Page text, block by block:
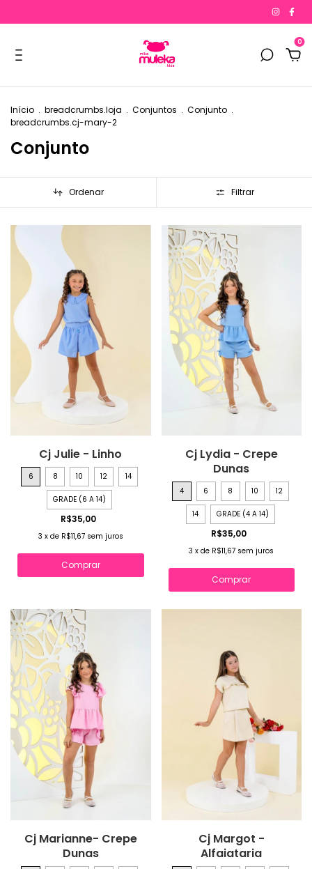
0
Início . breadcrumbs.loja . Conjuntos . Conjunto .
breadcrumbs.cj-mary-2
Conjunto
Ordenar Filtrar
Cj Julie - Linho
6 8 10 12 14
GRADE (6 A 14)
R$35,00
3 x de R$11,67 sem juros
Comprar
Cj Lydia - Crepe
Dunas
4 6 8 10 12
14 GRADE (4 A 14)
R$35,00
3 xde R$11,67 sem juros
Comprar
Cj Marianne- Crepe
Dunas
Cj Margot -
Alfaiataria